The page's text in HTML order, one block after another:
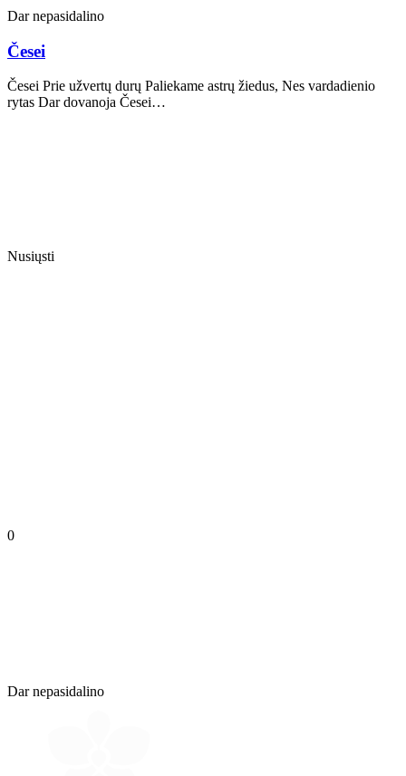
Dar nepasidalino
Česei
Česei Prie užvertų durų Paliekame astrų žiedus, Nes vardadienio
rytas Dar dovanoja Česei…
Nusiųsti
0
Dar nepasidalino